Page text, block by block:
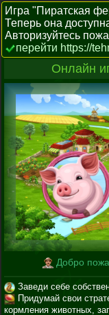
Игра "Пиратская
Теперь она
Авторизуйтесь
перейти https://
Онлайн
Добро
Заведи себе
Придумай свои
кормления животных,